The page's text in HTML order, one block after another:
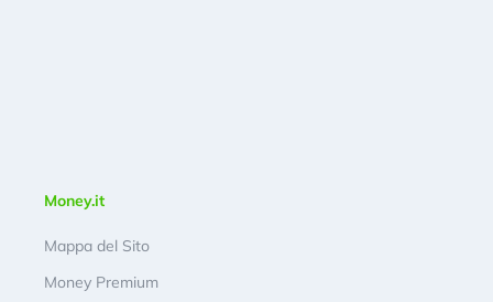
Money.it
Mappa del Sito
Money Premium